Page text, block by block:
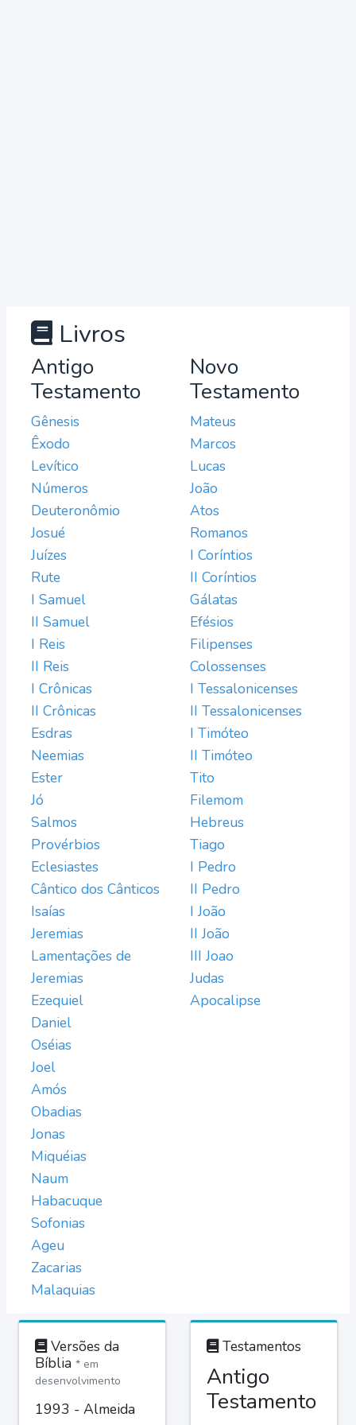
Livros
Antigo
Testamento
Gênesis
Êxodo
Levítico
Números
Deuteronômio
Josué
Juízes
Rute
I Samuel
II Samuel
I Reis
II Reis
I Crônicas
II Crônicas
Esdras
Neemias
Ester
Jó
Salmos
Provérbios
Eclesiastes
Cântico dos Cânticos
Isaías
Jeremias
Lamentações de
Jeremias
Ezequiel
Daniel
Oséias
Joel
Amós
Obadias
Jonas
Miquéias
Naum
Habacuque
Sofonias
Ageu
Zacarias
Malaquias
Novo
Testamento
Mateus
Marcos
Lucas
João
Atos
Romanos
I Coríntios
II Coríntios
Gálatas
Efésios
Filipenses
Colossenses
I Tessalonicenses
II Tessalonicenses
I Timóteo
II Timóteo
Tito
Filemom
Hebreus
Tiago
I Pedro
II Pedro
I João
II João
III Joao
Judas
Apocalipse
Versões da
Bíblia * em
desenvolvimento
1993 - Almeida
Testamentos
Antigo
Testamento